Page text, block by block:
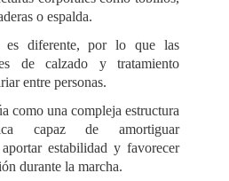
o espalda.
es diferente, por lo que las
de calzado y tratamiento
entre personas.
como una compleja estructura
capaz de amortiguar
estabilidad y favorecer
durante la marcha.